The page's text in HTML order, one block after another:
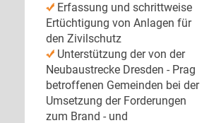
Erfassung und schrittweise
Ertüchtigung von Anlagen für
den Zivilschutz
Unterstützung der von der
Neubaustrecke Dresden - Prag
betroffenen Gemeinden bei der
Umsetzung der Forderungen
zum Brand - und